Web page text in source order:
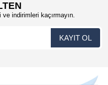
indirimleri kaçırmayın.